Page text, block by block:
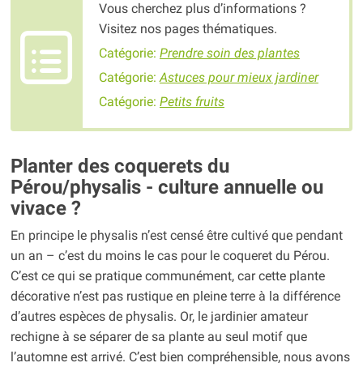
Vous cherchez plus d’informations ?
Visitez nos pages thématiques.
Catégorie: Prendre soin des plantes
Catégorie:Astuces pour mieux jardiner
Catégorie: Petits fruits
Planter des coquerets du
Pérou/physalis - culture annuelle ou
vivace ?
En principe le physalis n’est censé être cultivé que pendant
un an – c’est du moins le cas pour le coqueret du Pérou.
C’est ce qui se pratique communément, car cette plante
décorative n’est pas rustique en pleine terre à la différence
d’autres espèces de physalis. Or, le jardinier amateur
rechigne à se séparer de sa plante au seul motif que
l’automne est arrivé. C’est bien compréhensible, nous avons